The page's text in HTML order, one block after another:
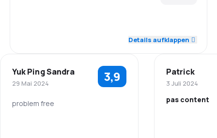
Flugnetz 4,1
Ticketpreise 3,7
Details aufklappen
Yuk Ping Sandra
29 Mai 2024 3,9
problem free
Patrick
3 Juli 2024
pas content